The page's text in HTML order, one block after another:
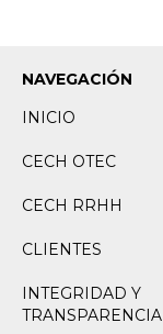
NAVEGACIÓN
INICIO
CECH OTEC
CECH RRHH
CLIENTES
INTEGRIDAD Y
TRANSPARENCIA